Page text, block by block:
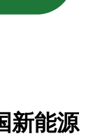
新能源